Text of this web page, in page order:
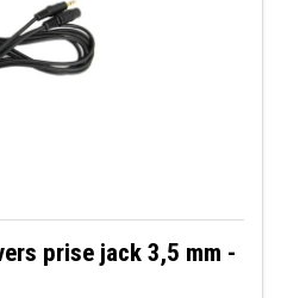
prise jack 3,5 mm -